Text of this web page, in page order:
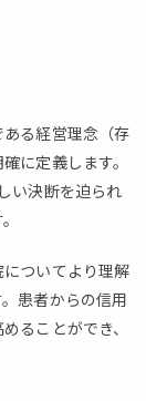
る経営理念（存
に定義します。
い決断を迫られ
ついてより理解
患者からの信用
ることができ、